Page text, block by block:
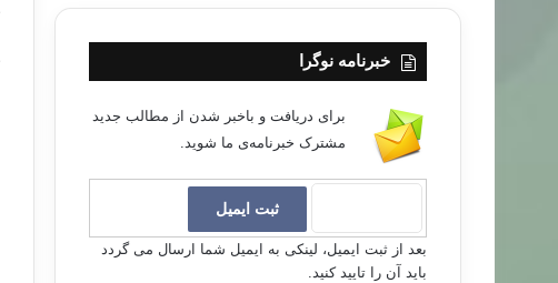
خبرنامه نوگرا
برای دریافت و باخبر شدن از مطالب جدید
مشترک خبرنامه‌ی ما شوید.
بعد از ثبت ایمیل، لینکی به ایمیل شما ارسال می گردد
باید آن را تایید کنید.